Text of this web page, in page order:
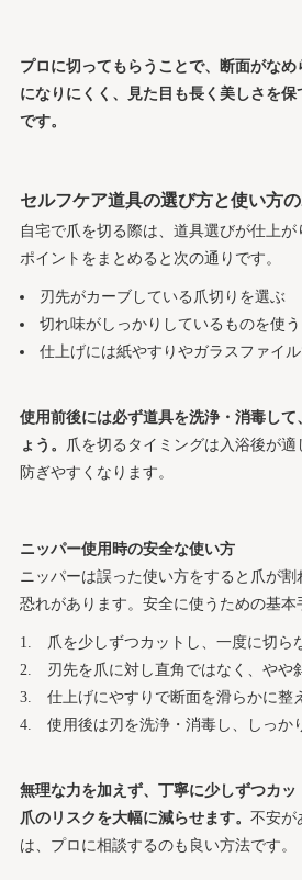
プロに切ってもらうことで、断面がな
になりにくく、見た目も長く美しさを保
です。
セルフケア道具の選び方と使い方
自宅で爪を切る際は、道具選びが仕上が
ポイントをまとめると次の通りです。
刃先がカーブしている爪切りを選ぶ
切れ味がしっかりしているものを使う
仕上げには紙やすりやガラスファイ
使用前後には必ず道具を洗浄・消毒し
ょう。 爪を切るタイミングは入浴後が
防ぎやすくなります。
ニッパー使用時の安全な使い方
ニッパーは誤った使い方をすると爪が割
恐れがあります。安全に使うための基本
爪を少しずつカットし、一度に切ら
刃先を爪に対し直角ではなく、やや
仕上げにやすりで断面を滑らかに整
使用後は刃を洗浄・消毒し、しっか
無理な力を加えず、丁寧に少しずつカ
爪のリスクを大幅に減らせます。 不安が
は、プロに相談するのも良い方法です。